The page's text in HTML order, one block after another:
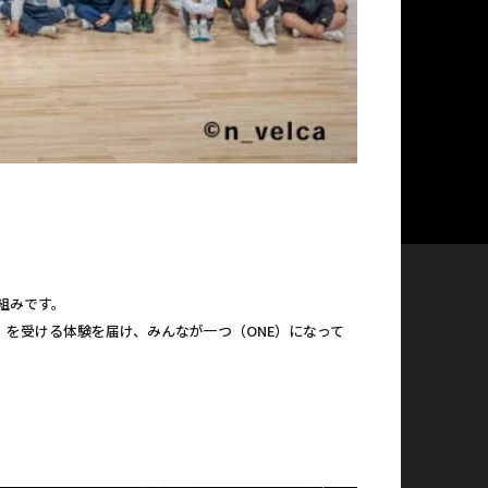
です。
受ける体験を届け、みんなが一つ（ONE）になって